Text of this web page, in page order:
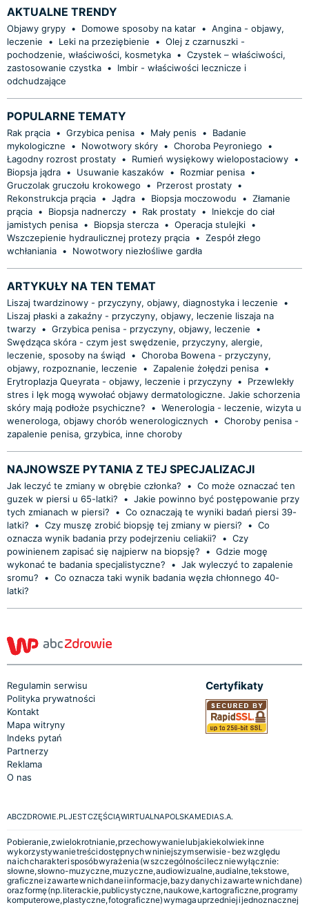
AKTUALNE TRENDY
Objawy grypy • Domowe sposoby na katar • Angina - objawy,
leczenie
• Leki na przeziębienie • Olej z czarnuszki -
pochodzenie, właściwości, kosmetyka • Czystek – właściwości,
zastosowanie czystka •
Imbir - właściwości lecznicze i
odchudzające
POPULARNE TEMATY
Rak prącia • Grzybica penisa • Mały penis •
Badanie
mykologiczne
• Nowotwory skóry • Choroba Peyroniego
•
Łagodny rozrost prostaty • Rumień wysiękowy wielopostaciowy •
Biopsja jądra • Usuwanie kaszaków • Rozmiar penisa •
Gruczolak gruczołu krokowego
• Przerost prostaty •
Rekonstrukcja prącia • Jądra • Biopsja moczowodu • Złamanie
prącia • Biopsja nadnerczy • Rak prostaty •
Iniekcje do ciał
jamistych penisa • Biopsja stercza • Operacja stulejki •
Wszczepienie hydraulicznej protezy prącia • Zespół złego
wchłaniania • Nowotwory niezłośliwe gardła
ARTYKUŁY NA TEN TEMAT
Liszaj twardzinowy - przyczyny, objawy, diagnostyka i leczenie
•
Liszaj płaski a zakaźny - przyczyny, objawy, leczenie liszaja na
twarzy • Grzybica penisa - przyczyny, objawy, leczenie
•
Swędząca skóra - czym jest swędzenie, przyczyny, alergie,
leczenie, sposoby na świąd
• Choroba Bowena - przyczyny,
objawy, rozpoznanie, leczenie
• Zapalenie żołędzi penisa •
Erytroplazja Queyrata - objawy, leczenie i przyczyny •
Przewlekły
stres i lęk mogą wywołać objawy dermatologiczne. Jakie schorzenia
skóry mają podłoże psychiczne?
• Wenerologia - leczenie, wizyta u
wenerologa, objawy chorób wenerologicznych
• Choroby penisa -
zapalenie penisa, grzybica, inne choroby
NAJNOWSZE PYTANIA Z TEJ SPECJALIZACJI
Jak leczyć te zmiany w obrębie członka? • Co może oznaczać ten
guzek w piersi u 65-latki?
• Jakie powinno być postępowanie przy
tych zmianach w piersi?
• Co oznaczają te wyniki badań piersi 39-
latki?
• Czy muszę zrobić biopsję tej zmiany w piersi? • Co
oznacza wynik badania przy podejrzeniu celiakii?
• Czy
powinienem zapisać się najpierw na biopsję?
• Gdzie mogę
wykonać te badania specjalistyczne?
• Jak wyleczyć to zapalenie
sromu?
• Co oznacza taki wynik badania węzła chłonnego 40-
latki?
Regulamin serwisu
Polityka prywatności
Kontakt
Mapa witryny
Indeks pytań
Partnerzy
Reklama
O nas
Certyfikaty
ABCZDROWIE.PL JEST CZĘŚCIĄ WIRTUALNA POLSKA MEDIA S.A.
Pobieranie, zwielokrotnianie, przechowywanie lub jakiekolwiek inne
wykorzystywanie treści dostępnych w niniejszym serwisie - bez względu
na ich charakter i sposób wyrażenia (w szczególności lecz nie wyłącznie:
słowne, słowno-muzyczne, muzyczne, audiowizualne, audialne, tekstowe,
graficzne i zawarte w nich dane i informacje, bazy danych i zawarte w nich dane)
oraz formę (np. literackie, publicystyczne, naukowe, kartograficzne, programy
komputerowe, plastyczne, fotograficzne) wymaga uprzedniej i jednoznacznej